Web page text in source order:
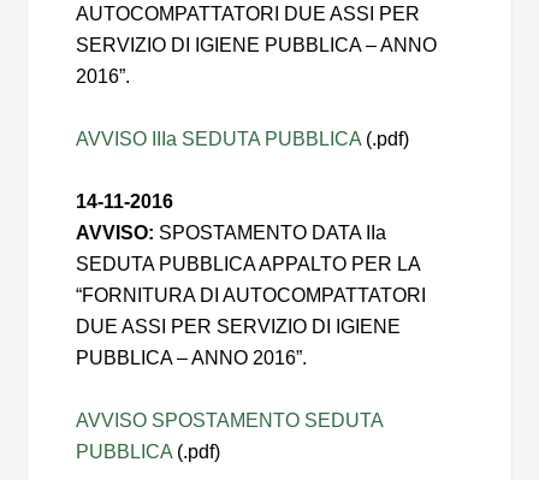
AUTOCOMPATTATORI DUE ASSI PER
SERVIZIO DI IGIENE PUBBLICA – ANNO
2016”.
AVVISO IIIa SEDUTA PUBBLICA (.pdf)
14-11-2016
AVVISO: SPOSTAMENTO DATA IIa
SEDUTA PUBBLICA APPALTO PER LA
“FORNITURA DI AUTOCOMPATTATORI
DUE ASSI PER SERVIZIO DI IGIENE
PUBBLICA – ANNO 2016”.
AVVISO SPOSTAMENTO SEDUTA
PUBBLICA (.pdf)